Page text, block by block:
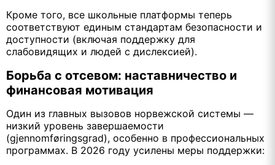
Кроме того, все школьные платформы теперь
соответствуют единым стандартам безопасности и
доступности (включая поддержку для
слабовидящих и людей с дислексией).
Борьба с отсевом: наставничество и
финансовая мотивация
Один из главных вызовов норвежской системы —
низкий уровень завершаемости
(gjennomføringsgrad), особенно в профессиональных
программах. В 2026 году усилены меры поддержки: